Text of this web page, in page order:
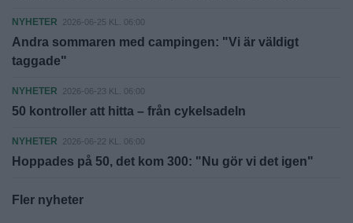
NYHETER 2026-06-25 KL. 06:00
Andra sommaren med campingen: "Vi är väldigt
taggade"
NYHETER 2026-06-23 KL. 06:00
50 kontroller att hitta – från cykelsadeln
NYHETER 2026-06-22 KL. 06:00
Hoppades på 50, det kom 300: "Nu gör vi det igen"
Fler nyheter